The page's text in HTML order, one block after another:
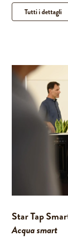
Tutti i dettagli
Star Tap
Acqua smart